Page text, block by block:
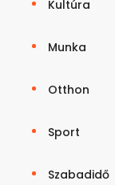
Kultúra
Munka
Otthon
Sport
Szabadidő